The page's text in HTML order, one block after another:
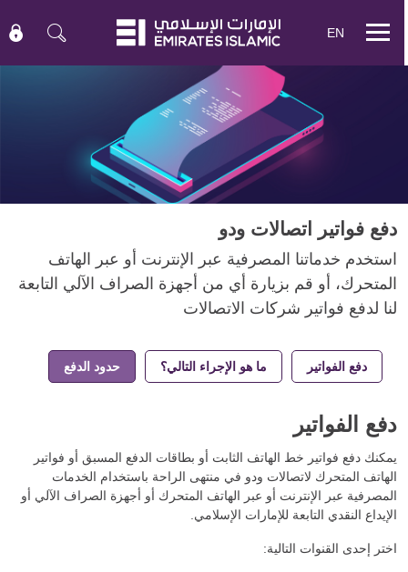
Mobile
EN
دفع فواتير اتصالات ودو
استخدم خدماتنا المصرفية عبر الإنترنت أو عبر الهاتف
المتحرك، أو قم بزيارة أي من أجهزة الصراف الآلي التابعة
لنا لدفع فواتير شركات الاتصالات
دفع الفواتير ما هو الإجراء التالي؟ حدود الدفع
دفع الفواتير
يمكنك دفع فواتير خط الهاتف الثابت أو بطاقات الدفع المسبق أو فواتير
الهاتف المتحرك لاتصالات ودو في منتهى الراحة باستخدام الخدمات
المصرفية عبر الإنترنت أو عبر الهاتف المتحرك أو أجهزة الصراف الآلي أو
الإيداع النقدي التابعة للإمارات الإسلامي.
اختر إحدى القنوات التالية: